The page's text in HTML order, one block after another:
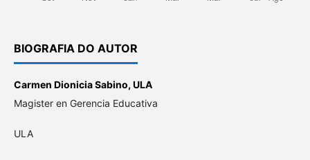
BIOGRAFIA DO AUTOR
Carmen Dionicia Sabino, ULA
Magister en Gerencia Educativa
ULA